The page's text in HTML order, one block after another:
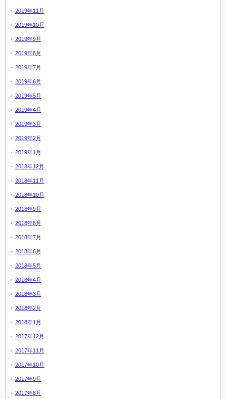
2019年11月
2019年10月
2019年9月
2019年8月
2019年7月
2019年6月
2019年5月
2019年4月
2019年3月
2019年2月
2019年1月
2018年12月
2018年11月
2018年10月
2018年9月
2018年8月
2018年7月
2018年6月
2018年5月
2018年4月
2018年3月
2018年2月
2018年1月
2017年12月
2017年11月
2017年10月
2017年9月
2017年8月